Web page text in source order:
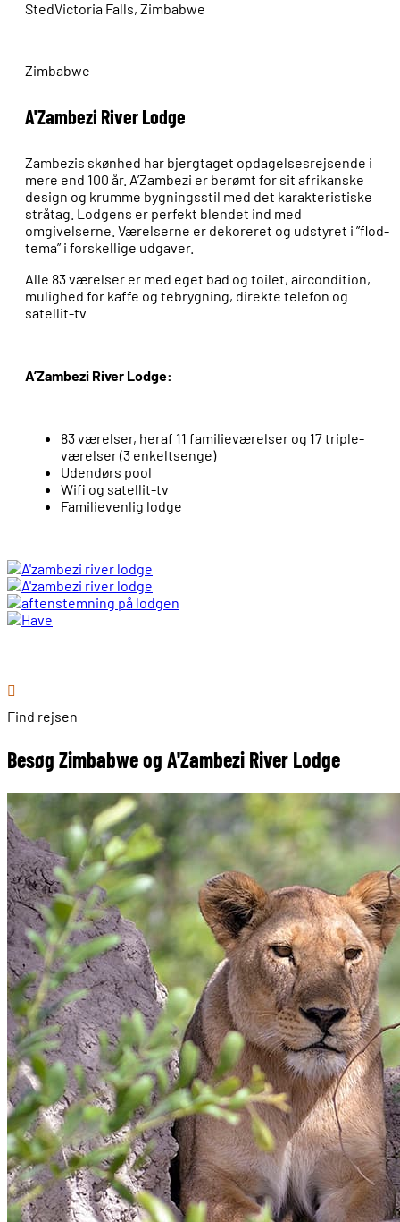
StedVictoria Falls, Zimbabwe
Zimbabwe
A'Zambezi River Lodge
Zambezis skønhed har bjergtaget opdagelsesrejsende i
mere end 100 år. A’Zambezi er berømt for sit afrikanske
design og krumme bygningsstil med det karakteristiske
stråtag. Lodgens er perfekt blendet ind med
omgivelserne. Værelserne er dekoreret og udstyret i ”flod-
tema” i forskellige udgaver.
Alle 83 værelser er med eget bad og toilet, aircondition,
mulighed for kaffe og tebrygning, direkte telefon og
satellit-tv
A’Zambezi River Lodge:
83 værelser, heraf 11 familieværelser og 17 triple-
værelser (3 enkeltsenge)
Udendørs pool
Wifi og satellit-tv
Familievenlig lodge
Find rejsen
Besøg Zimbabwe og A'Zambezi River Lodge